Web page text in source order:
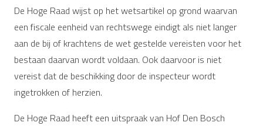
De Hoge Raad wijst op het wetsartikel op grond waarvan
een fiscale eenheid van rechtswege eindigt als niet langer
aan de bij of krachtens de wet gestelde vereisten voor het
bestaan daarvan wordt voldaan. Ook daarvoor is niet
vereist dat de beschikking door de inspecteur wordt
ingetrokken of herzien.
De Hoge Raad heeft een uitspraak van Hof Den Bosch